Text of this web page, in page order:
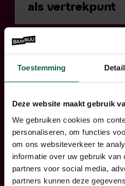
Toestemming
Deze website maakt gebruik
We gebruiken cookies om
personaliseren, om functies
om ons websiteverkeer te
informatie over uw gebruik van
partners voor social media,
partners kunnen deze
als vertrekpunt
De basis
Stevig
stakeholders
Ritme